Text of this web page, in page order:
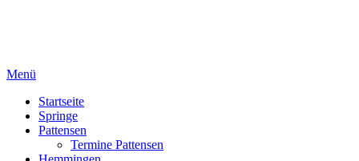
Menü
Startseite
Springe
Pattensen
Termine Pattensen